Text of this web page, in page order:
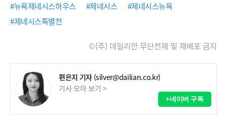
#뉴욕제네시스하우스 #제네시스
#제네시스뉴욕
#제네시스특별전
©(주) 데일리안 무단전재 및 재배포 금지
편은지 기자 (silver@dailian.co.kr)
기사 모아 보기 >
+네이버 구독